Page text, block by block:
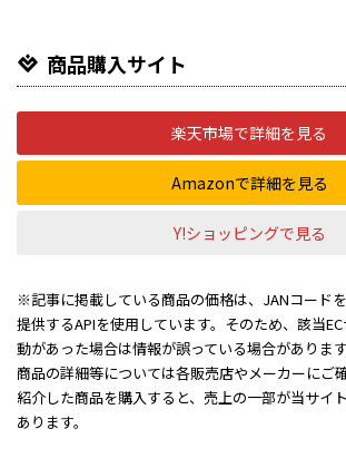
商品購入サイト
楽天市場で詳細を見る
Amazonで詳細を見る
Y!ショッピングで見る
※記事に掲載している商品の価格は、JANコード
提供するAPIを使用しています。そのため、該当
動があった場合は情報が誤っている場合がありま
商品の詳細等については各販売店やメーカーにご
紹介した商品を購入すると、売上の一部が当サイ
あります。